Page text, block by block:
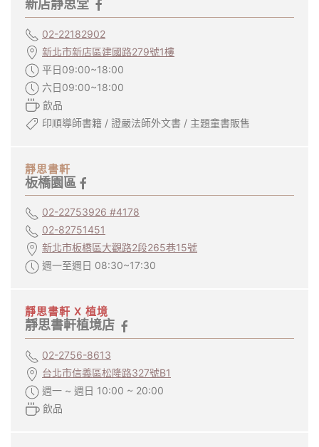
新店靜思堂
02-22182902
新北市新店區建國路279號1樓
平日09:00~18:00
六日09:00~18:00
飲品
印順導師書籍 / 證嚴法師外文書 / 主題童書販售
靜思書軒
板橋園區
02-22753926 #4178
02-82751451
新北市板橋區大觀路2段265巷15號
週一至週日 08:30~17:30
靜思書軒 X 植境
靜思書軒植境店
02-2756-8613
台北市信義區松隆路327號B1
週一 ~ 週日 10:00 ~ 20:00
飲品